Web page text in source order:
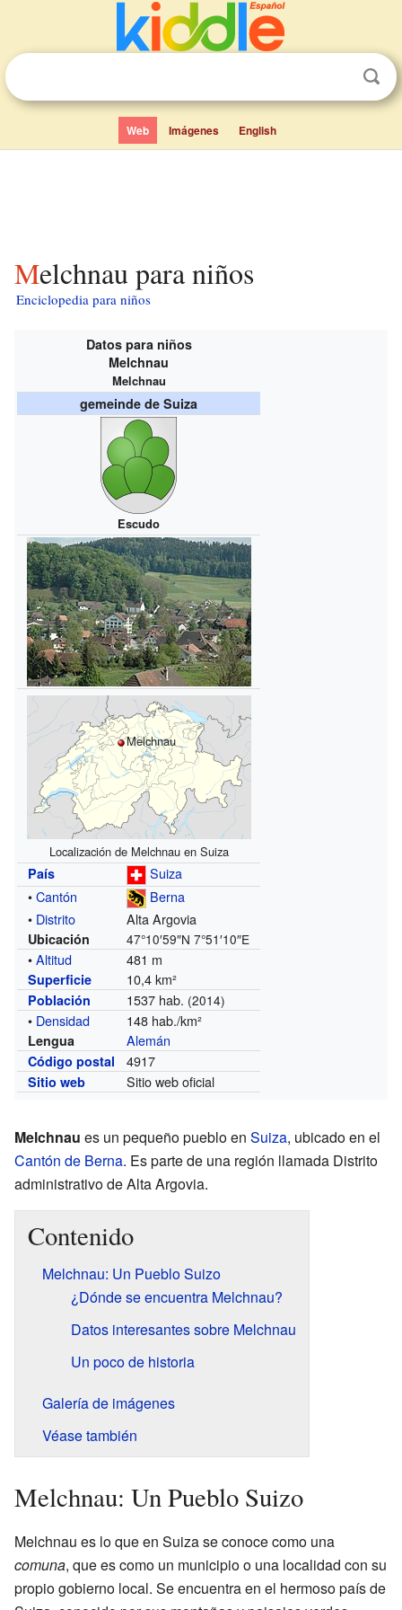
Web Imágenes English
Melchnau para niños
Enciclopedia para niños
Datos para niños
Melchnau
Melchnau
gemeinde de Suiza
Escudo
Melchnau
Localización de Melchnau en Suiza
País
Suiza
•Cantón
Berna
• Distrito Alta Argovia
Ubicación 47°10′59″N 7°51′10″E
•Altitud 481 m
Superficie 10,4 km²
Población 1537 hab. (2014)
• Densidad 148 hab./km²
Lengua Alemán
Código postal 4917
Sitio web Sitio web oficial
Melchnau es un pequeño pueblo en Suiza, ubicado en el
Cantón de Berna. Es parte de una región llamada Distrito
administrativo de Alta Argovia.
Contenido
Melchnau: Un Pueblo Suizo
¿Dónde se encuentra Melchnau?
Datos interesantes sobre Melchnau
Un poco de historia
Galería de imágenes
Véase también
Melchnau: Un Pueblo Suizo
Melchnau es lo que en Suiza se conoce como una
comuna, que es como un municipio o una localidad con su
propio gobierno local. Se encuentra en el hermoso país de